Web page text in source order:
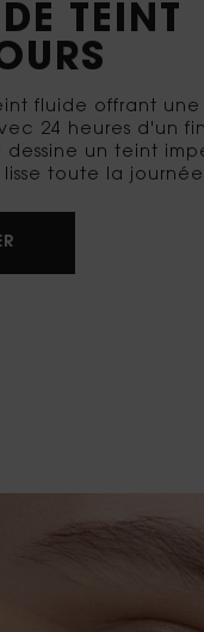
TEINT
fluide offrant
24 heures d'un
dessine un teint
toute la